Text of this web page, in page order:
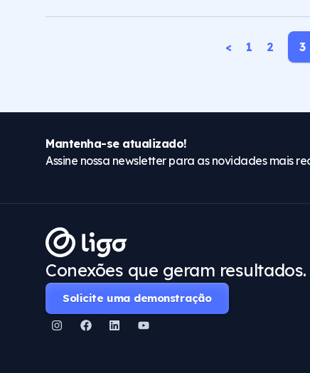
< 1 2 3
Mantenha-se atualizado!
Assine nossa newsletter para as novidades mais
Conexões que geram resultados.
Solicite uma demonstração